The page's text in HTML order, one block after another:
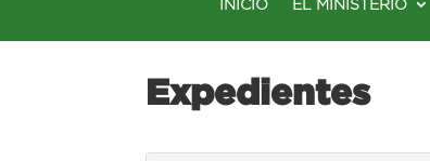
INICIO EL MINISTERIO
Expedientes